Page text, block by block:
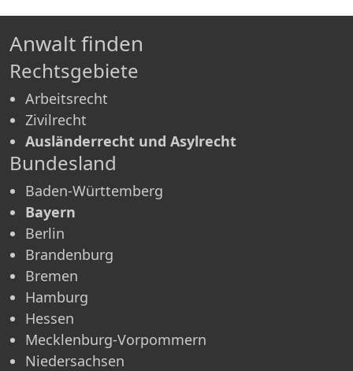
Anwalt finden
Rechtsgebiete
Arbeitsrecht
Zivilrecht
Ausländerrecht und Asylrecht
Bundesland
Baden-Württemberg
Bayern
Berlin
Brandenburg
Bremen
Hamburg
Hessen
Mecklenburg-Vorpommern
Niedersachsen